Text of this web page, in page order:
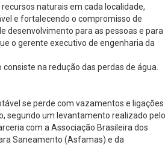
naturais em cada localidade,
e fortalecendo o compromisso de
desenvolvimento para as pessoas e para
o gerente executivo de engenharia da
na redução das perdas de água.
se perde com vazamentos e ligações
segundo um levantamento realizado pelo
com a Associação Brasileira dos
Saneamento (Asfamas) e da